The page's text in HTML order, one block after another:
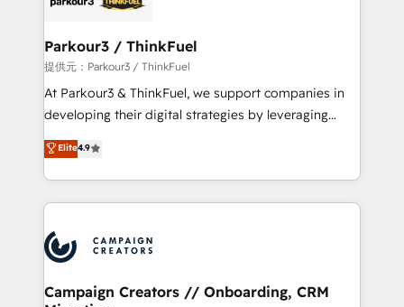
companies scale faster and smarter. 🔹 BOOMS:
Demand generation for all your buyers With BOOMS,
you invest in 100% of your buyers, accelerating your
growth and positioning yourself as an undisputed
transformation process A methodology designed to
implement HubSpot effectively and optimize your
record of business transformation, our growth-first
approach has helped brands dominate their
Parkour3 / ThinkFuel
提供元：Parkour3 / ThinkFuel
At Parkour3 & ThinkFuel, we support companies in
developing their digital strategies by leveraging
technologies and automating their marketing and
sales processes to generate growth. Our offer spans
from Strategy to Operations. We specialize in CRM
onboarding and implementation, web design, sales
extensive experience working with tech companies
and manufacturers since 2002, we are committed to
empowering our clients and developing their
Elite4.9
Campaign Creators // Onboarding, CRM